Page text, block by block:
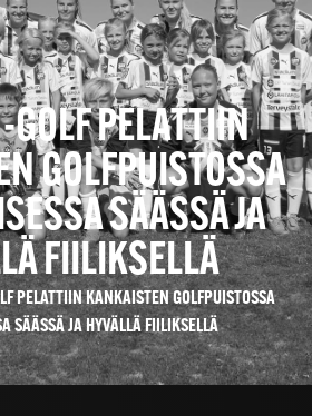
PELATTIIN
GOLFPUISTOSSA
SÄÄSSÄ JA
FIILIKSELLÄ
PELATTIIN KANKAISTEN GOLFPUISTOSSA
SÄÄSSÄ JA HYVÄLLÄ FIILIKSELLÄ